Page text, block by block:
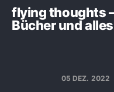
flying thoughts
Bücher und
05 DEZ. 2022